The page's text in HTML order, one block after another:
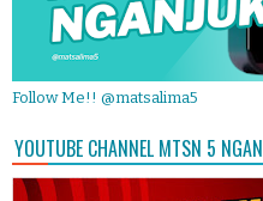
Follow Me!! @matsalima5
YOUTUBE CHANNEL MTSN 5